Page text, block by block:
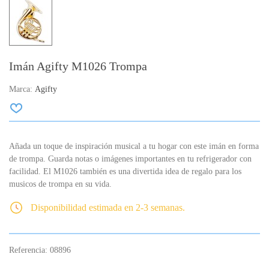
Imán Agifty M1026 Trompa
Marca: Agifty
Añada un toque de inspiración musical a tu hogar con este imán en forma
de trompa. Guarda notas o imágenes importantes en tu refrigerador con
facilidad. El M1026 también es una divertida idea de regalo para los
musicos de trompa en su vida.
Disponibilidad estimada en 2-3 semanas.
Referencia: 08896